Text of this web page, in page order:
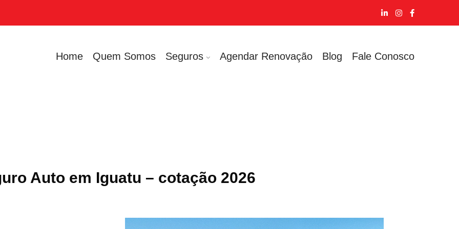
Home Quem Somos Seguros Agendar Renovação Blog Fale Conosco
Auto em Iguatu – cotação 2026